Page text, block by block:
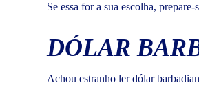
Se essa for a sua escolha,
DÓLAR
Achou estranho ler dólar